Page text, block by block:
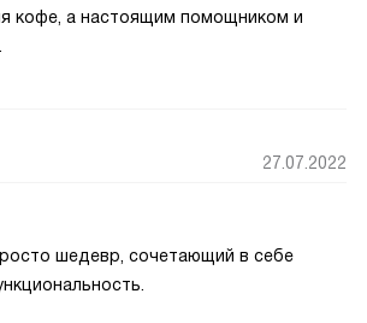
кофе, а настоящим помощником и
27.07.2022
шедевр, сочетающий в себе